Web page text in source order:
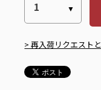
> 再入荷リクエスト